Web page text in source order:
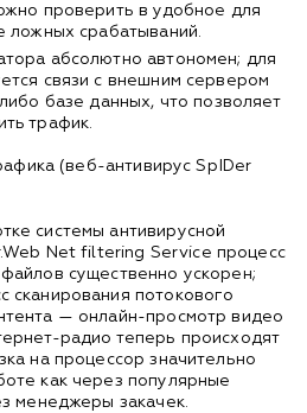
проверить в удобное для
ложных срабатываний.
абсолютно автономен; для
связи с внешним сервером
базе данных, что позволяет
трафик.
(веб-антивирус SpIDer
системы антивирусной
Net filtering Service процесс
существенно ускорен;
сканирования потокового
— онлайн-просмотр видео
радио теперь происходят
на процессор значительно
как через популярные
менеджеры закачек.